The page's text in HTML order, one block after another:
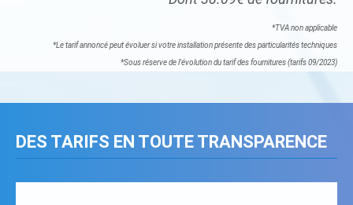
*TVA non applicable
*Le tarif annoncé peut évoluer si votre installation présente des particularités techniques
*Sous réserve de l'évolution du tarif des fournitures (tarifs 09/2023)
DES TARIFS EN TOUTE TRANSPARENCE